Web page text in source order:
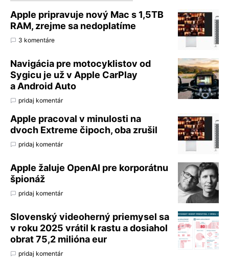
Apple pripravuje nový Mac s 1,5TB
RAM, zrejme sa nedoplatíme
3 komentáre
Navigácia pre motocyklistov od
Sygicu je už v Apple CarPlay
a Android Auto
pridaj komentár
Apple pracoval v minulosti na
dvoch Extreme čipoch, oba zrušil
pridaj komentár
Apple žaluje OpenAI pre korporátnu
špionáž
pridaj komentár
Slovenský videoherný priemysel sa
v roku 2025 vrátil k rastu a dosiahol
obrat 75,2 milióna eur
pridaj komentár